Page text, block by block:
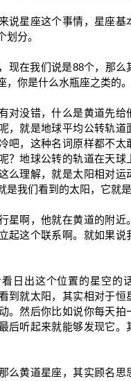
说星座这个事情，星座基
划分。
现在我们说是88个，那么
，你是什么水瓶座之类的。
对没错，什么是黄道先给
，就是地球平均公转轨道
吧，这种名词原样都不太
？地球公转的轨道在天球
么理解，就是太阳相对运
是我们看到的太阳，它就是
星啊，他就在黄道的附近
起这个联系啊。就如果说
日出这个位置的星空的
到就太阳，其实相对于恒
。然后你比如说你每天拍
后听起来就能够发现它。
么黄道星座，其实顾名思